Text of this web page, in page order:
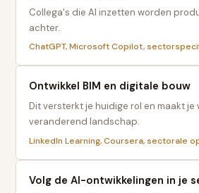
Collega's die AI inzetten worden
achter.
ChatGPT, Microsoft Copilot,
Ontwikkel BIM en digitale bouw
Dit versterkt je huidige rol en maakt je
veranderend landschap.
LinkedIn Learning, Coursera, sectorale
Volg de AI-ontwikkelingen in je